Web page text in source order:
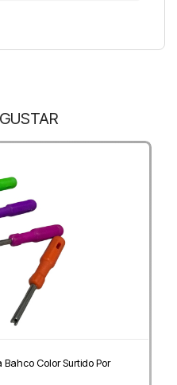
Color Surtido Por